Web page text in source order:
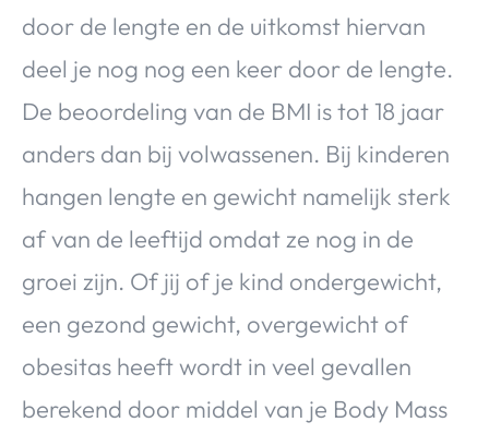
door de lengte en de uitkomst hiervan
deel je nog nog een keer door de lengte.
De beoordeling van de BMI is tot 18 jaar
anders dan bij volwassenen. Bij kinderen
hangen lengte en gewicht namelijk sterk
af van de leeftijd omdat ze nog in de
groei zijn. Of jij of je kind ondergewicht,
een gezond gewicht, overgewicht of
obesitas heeft wordt in veel gevallen
berekend door middel van je Body Mass